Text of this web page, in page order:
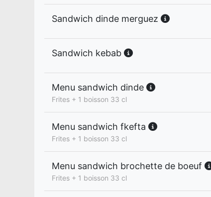
Sandwich dinde merguez
Sandwich kebab
Menu sandwich dinde
Frites + 1 boisson 33 cl
Menu sandwich fkefta
Frites + 1 boisson 33 cl
Menu sandwich brochette de boeuf
Frites + 1 boisson 33 cl